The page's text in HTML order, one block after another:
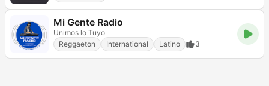
Mi Gente Radio
Unimos lo Tuyo
Reggaeton
International Latino 3